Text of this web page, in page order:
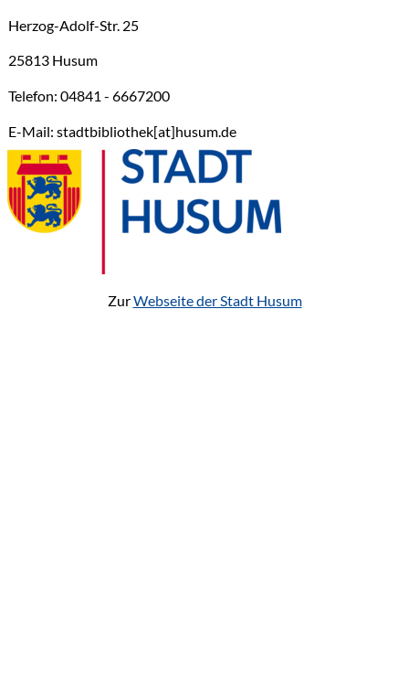
Herzog-Adolf-Str. 25
25813 Husum
Telefon: 04841 - 6667200
E-Mail: stadtbibliothek[at]husum.de
ZurWebseite der Stadt Husum